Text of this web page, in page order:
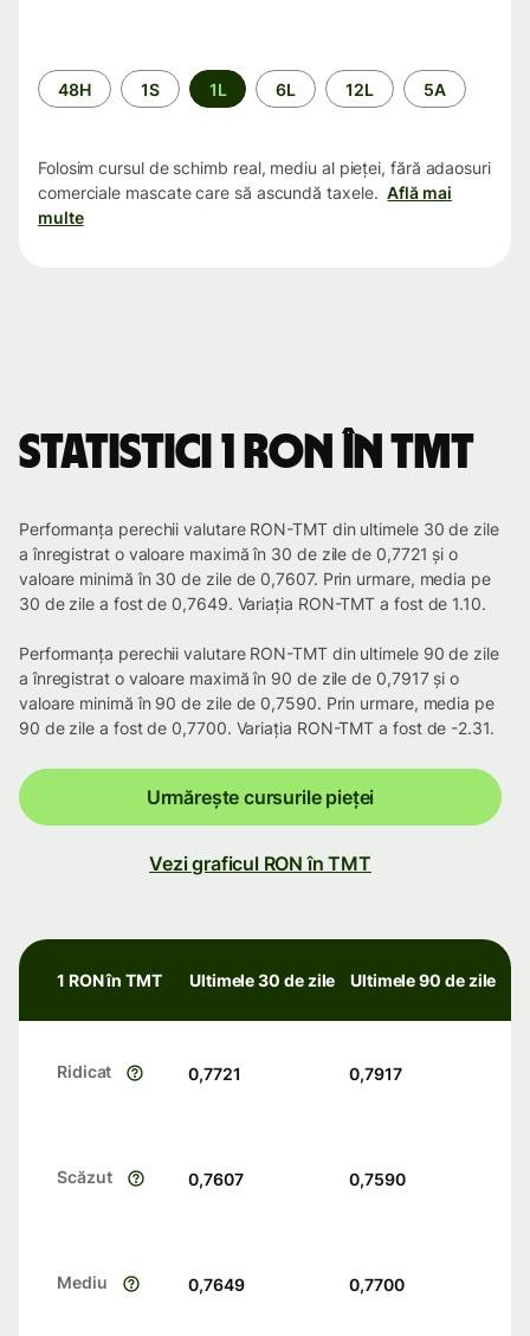
Perioada
48H 1S 1L 6L 12L 5A
Folosim cursul de schimb real, mediu al pieței, fără adaosuri
comerciale mascate care să ascundă taxele. Află mai
multe
Statistici 1 RON în TMT
Performanța perechii valutare RON-TMT din ultimele 30 de zile
a înregistrat o valoare maximă în 30 de zile de 0,7721 și o
valoare minimă în 30 de zile de 0,7607. Prin urmare, media pe
30 de zile a fost de 0,7649. Variația RON-TMT a fost de 1.10.
Performanța perechii valutare RON-TMT din ultimele 90 de zile
a înregistrat o valoare maximă în 90 de zile de 0,7917 și o
valoare minimă în 90 de zile de 0,7590. Prin urmare, media pe
90 de zile a fost de 0,7700. Variația RON-TMT a fost de -2.31.
Urmărește cursurile pieței
Vezi graficul RON în TMT
1 RON în TMT Ultimele 30 de zile Ultimele 90 de zile
Ridicat 0,7721 0,7917
Scăzut 0,7607 0,7590
Mediu 0,7649 0,7700